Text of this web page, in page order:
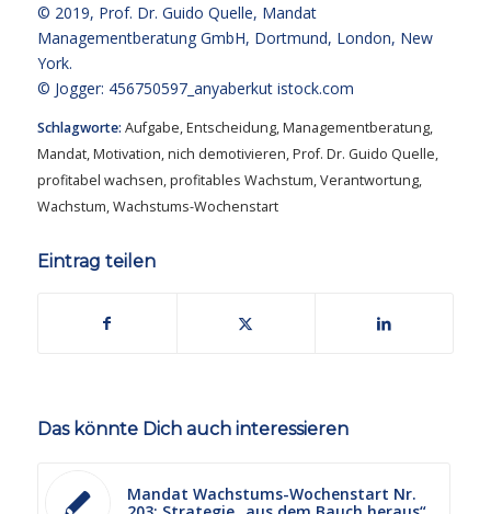
© 2019, Prof. Dr. Guido Quelle, Mandat
Managementberatung GmbH, Dortmund, London, New
York.
© Jogger: 456750597_anyaberkut istock.com
Schlagworte: Aufgabe,Entscheidung,Managementberatung,
Mandat,Motivation,nich demotivieren,Prof. Dr. Guido Quelle,
profitabel wachsen,profitables Wachstum,Verantwortung,
Wachstum,Wachstums-Wochenstart
Eintrag teilen
Das könnte Dich auch interessieren
Mandat Wachstums-Wochenstart Nr.